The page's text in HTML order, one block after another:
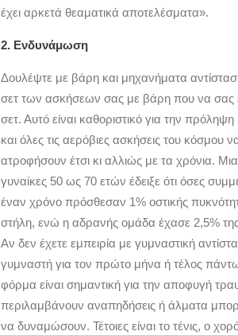
έχει αρκετά θεαματικά αποτελέσματα».
2. Ενδυνάμωση
Δουλέψτε με βάρη και μηχανήματα
σετ των ασκήσεων σας με βάρη που να σας
σετ. Αυτό είναι καθοριστικό για την
και όλες τις αερόβιες ασκήσεις του κόσμου
ατροφήσουν έτσι κι αλλιώς με τα χρόνια.
γυναίκες 50 ως 70 ετών έδειξε ότι όσες
έναν χρόνο πρόσθεσαν 1% οστικής
στήλη, ενώ η αδρανής ομάδα έχασε 2,5% της
Αν δεν έχετε εμπειρία με γυμναστική
γυμναστή για τον πρώτο μήνα ή τέλος
φόρμα είναι σημαντική για την αποφυγή
περιλαμβάνουν αναπηδήσεις ή άλματα
να δυναμώσουν. Τέτοιες είναι το τένις, ο